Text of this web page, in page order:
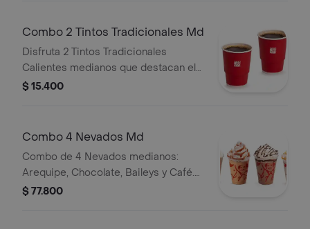
Combo 2 Tintos Tradicionales Md
Disfruta 2 Tintos Tradicionales
Calientes medianos que destacan el
sabor y aroma del café Juan Valdez.
$ 15.400
Combo 4 Nevados Md
Combo de 4 Nevados medianos:
Arequipe, Chocolate, Baileys y Café.
El Nevado Baileys contiene licor.
$ 77.800